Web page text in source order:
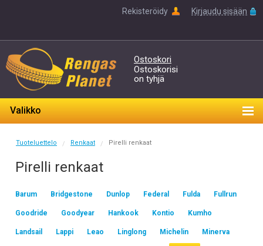
Rekisteröidy Kirjaudu sisään
Ostoskori
Ostoskorisi
on tyhjä
Valikko
Tuoteluettelo / Renkaat / Pirelli renkaat
Pirelli renkaat
Barum Bridgestone Dunlop Federal Fulda Fullrun
Goodride Goodyear Hankook Kontio Kumho
Landsail Lappi Leao Linglong Michelin Minerva